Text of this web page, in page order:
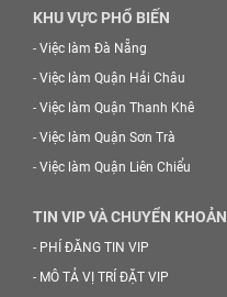
KHU VỰC PHỔ BIẾN
- Việc làm Đà Nẵng
- Việc làm Quận Hải Châu
- Việc làm Quận Thanh Khê
- Việc làm Quận Sơn Trà
- Việc làm Quận Liên Chiểu
TIN VIP VÀ CHUYỂN KHOẢN
- PHÍ ĐĂNG TIN VIP
- MÔ TẢ VỊ TRÍ ĐẶT VIP